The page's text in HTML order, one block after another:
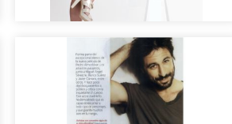
Fotografía para sesión de